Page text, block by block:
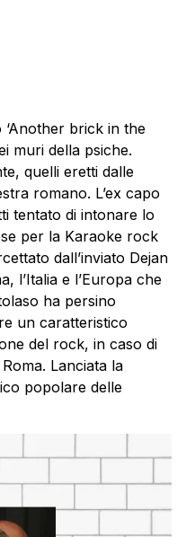
romano. L’ex capo
tentato di intonare lo
dall’inviato […]
brick in the
muri della psiche.
quelli eretti dalle
romano. L’ex capo
tentato di intonare lo
per la Karaoke rock
dall’inviato Dejan
l’Italia e l’Europa che
ha persino
un caratteristico
del rock, in caso di
Lanciata la
popolare delle